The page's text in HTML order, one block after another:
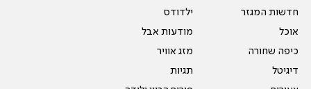
חדשות המגזר
אוכל
כיפה שחורה
דיגיטל
ילדודס
מודעות אבל
מזג אוויר
תגיות